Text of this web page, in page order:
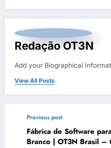
Redação OT3N
Add your Biographical
View All Posts
Previous post
Fábrica de Software
Branco | OT3N Brasil